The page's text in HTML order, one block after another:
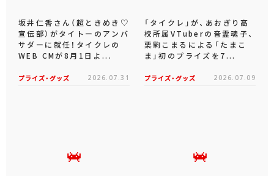
坂井仁香さん（超ときめき♡
宣伝部）がタイトーのアンバ
サダーに就任！タイクレの
WEB CMが8月1日よ...
プライズ・グッズ 2026.07.31
「タイクレ」が、あおぎり高
校所属VTuberの音霊魂子、
栗駒こまるによる「たまこ
ま」初のプライズを7...
プライズ・グッズ 2026.07.09